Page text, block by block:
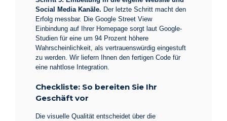
Social Media Kanäle. Der letzte Schritt macht den
Erfolg messbar. Die Google Street View
Einbindung auf Ihrer Homepage sorgt laut Google-
Studien für eine um 94 Prozent höhere
Wahrscheinlichkeit, als vertrauenswürdig eingestuft
zu werden. Wir liefern Ihnen den fertigen Code für
eine nahtlose Integration.
Checkliste: So bereiten Sie Ihr
Geschäft vor
Die visuelle Qualität entscheidet über die